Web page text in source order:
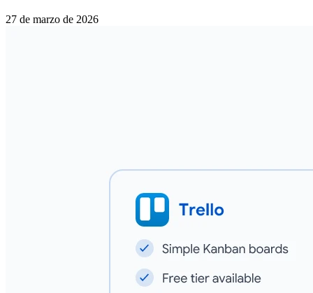
27 de marzo de 2026